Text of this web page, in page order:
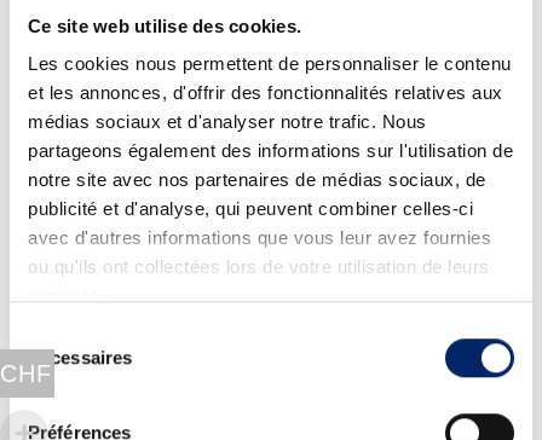
Ce site web utilise des cookies.
Les cookies nous permettent de personnaliser le contenu
et les annonces, d'offrir des fonctionnalités relatives aux
médias sociaux et d'analyser notre trafic. Nous
partageons également des informations sur l'utilisation de
notre site avec nos partenaires de médias sociaux, de
publicité et d'analyse, qui peuvent combiner celles-ci
avec d'autres informations que vous leur avez fournies
ou qu'ils ont collectées lors de votre utilisation de leurs
du
Nécessaires
Préférences
ossature normale et au maintien et à
l’augmentation de la masse musculaire
collagène de types I et III
collagène de type II
sulfate de glucosamine: composant de la
matrice extracellulaire présente dans
plusieurs tissus dont le cartilage.
Cynorrhodon: contient de la vitamine C
citron) et des oligo-éléments (cuivre et
zinc).
CHF